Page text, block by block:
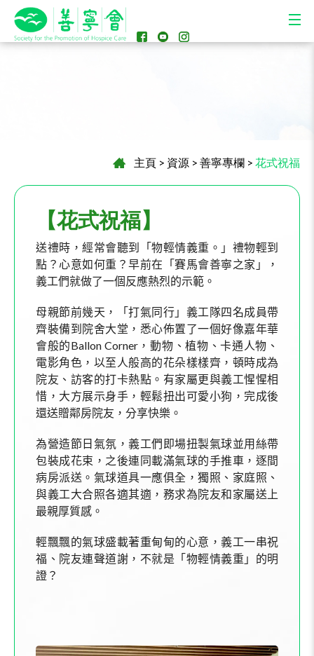
主頁 > 資源 > 善寧專欄 > 花式祝福
【花式祝福】
送禮時，經常會聽到「物輕情義重。」禮物輕到
點？心意如何重？早前在「賽馬會善寧之家」，
義工們就做了一個反應熱烈的示範。
母親節前幾天， 「打氣同行」義工隊四名成員帶
齊裝備到院舍大堂，悉心佈置了一個好像嘉年華
會般的Ballon Corner，動物、植物、卡通人物、
電影角色，以至人般高的花朵樣樣齊，頓時成為
院友、訪客的打卡熱點。有家屬更與義工惺惺相
惜，大方展示身手，輕鬆扭出可愛小狗，完成後
還送贈鄰房院友，分享快樂。
為營造節日氣氛，義工們即場扭製氣球並用絲帶
包裝成花束，之後連同載滿氣球的手推車，逐間
病房派送。氣球道具一應俱全，獨照、家庭照、
與義工大合照各適其適，務求為院友和家屬送上
最親厚質感。
輕飄飄的氣球盛載著重甸甸的心意，義工一串祝
福、院友連聲道謝，不就是「物輕情義重」的明
證？